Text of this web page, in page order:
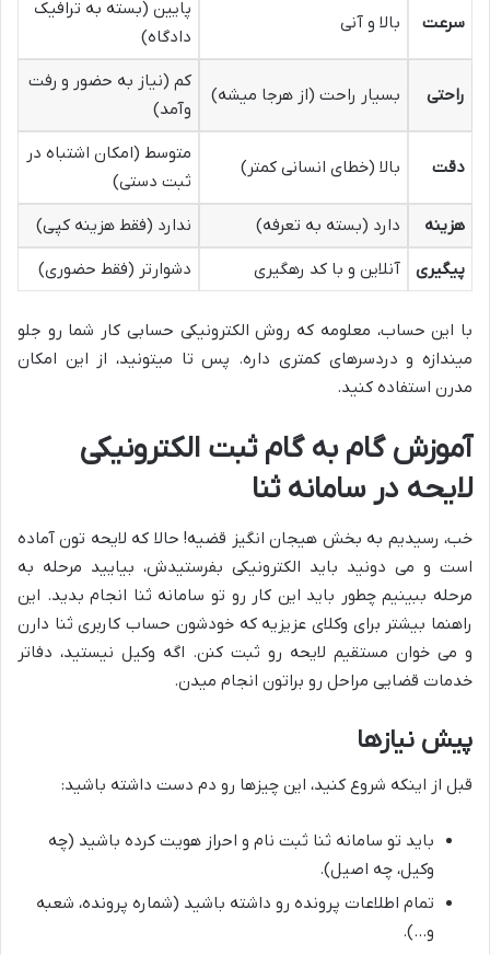
سرعت بالا و آنی
پایین (بسته به ترافیک
دادگاه)
راحتی بسیار راحت (از هرجا میشه)
کم (نیاز به حضور و رفت
وآمد)
دقت بالا (خطای انسانی کمتر)
متوسط (امکان اشتباه در
ثبت دستی)
هزینه
دارد (بسته به تعرفه)
ندارد (فقط هزینه کپی)
پیگیری
آنلاین و با کد رهگیری دشوارتر (فقط حضوری)
با این حساب، معلومه که روش الکترونیکی حسابی کار شما رو جلو
میندازه و دردسرهای کمتری داره. پس تا میتونید، از این امکان
مدرن استفاده کنید.
آموزش گام به گام ثبت الکترونیکی
لایحه در سامانه ثنا
خب، رسیدیم به بخش هیجان انگیز قضیه! حالا که لایحه تون آماده
است و می دونید باید الکترونیکی بفرستیدش، بیایید مرحله به
مرحله ببینیم چطور باید این کار رو تو سامانه ثنا انجام بدید. این
راهنما بیشتر برای وکلای عزیزیه که خودشون حساب کاربری ثنا دارن
و می خوان مستقیم لایحه رو ثبت کنن. اگه وکیل نیستید، دفاتر
خدمات قضایی مراحل رو براتون انجام میدن.
پیش نیازها
قبل از اینکه شروع کنید، این چیزها رو دم دست داشته باشید:
باید تو سامانه ثنا ثبت نام و احراز هویت کرده باشید (چه
وکیل، چه اصیل).
تمام اطلاعات پرونده رو داشته باشید (شماره پرونده، شعبه
و…).